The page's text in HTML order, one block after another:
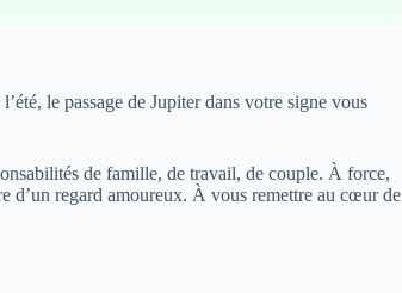
le passage de Jupiter dans votre signe vous
de famille, de travail, de couple. À force,
d’un regard amoureux. À vous remettre au cœur de